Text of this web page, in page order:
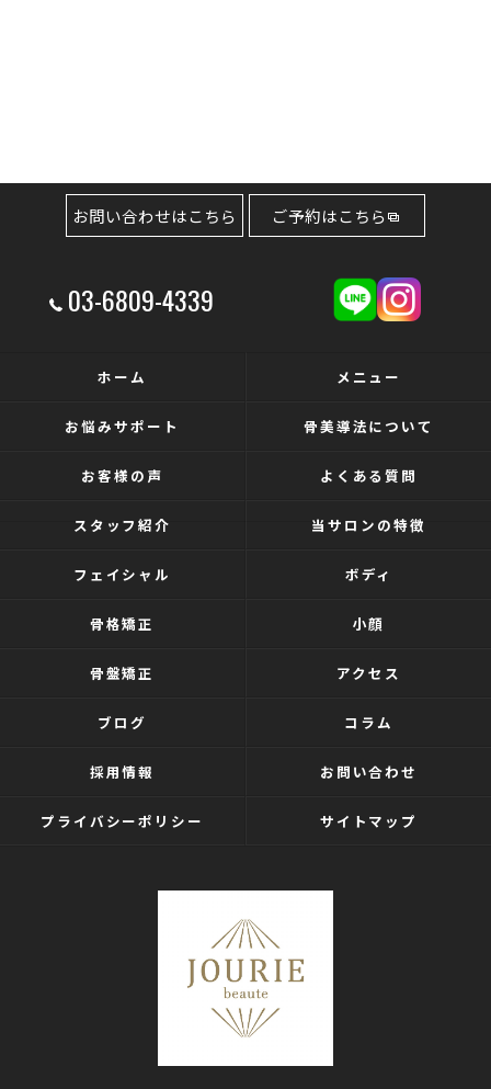
03-6809-4339
お問い合わせはこちら ご予約はこちら
ホーム メニュー
お悩みサポート 骨美導法について
お客様の声 よくある質問
スタッフ紹介 当サロンの特徴
フェイシャル ボディ
骨格矯正 小顔
骨盤矯正 アクセス
ブログ コラム
採用情報 お問い合わせ
プライバシーポリシー サイトマップ